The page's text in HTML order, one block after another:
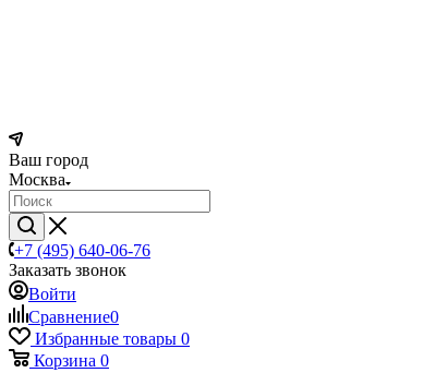
Ваш город
Москва
+7 (495) 640-06-76
Заказать звонок
Войти
Сравнение0
Избранные товары 0
Корзина 0